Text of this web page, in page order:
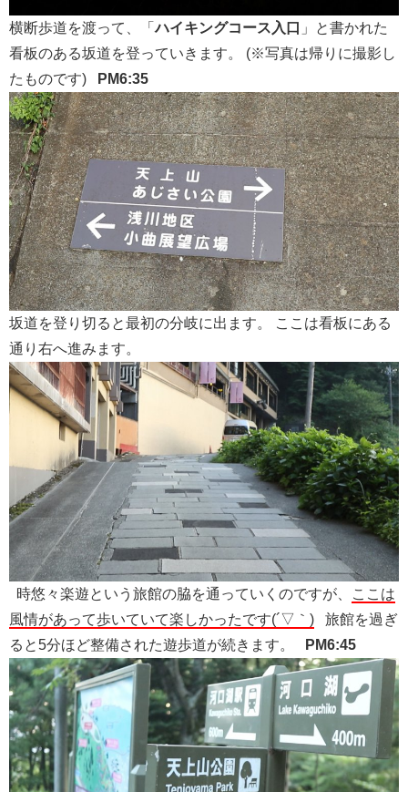
横断歩道を渡って、「ハイキングコース入口 」と書かれた
看板のある坂道を登っていきます。 (※写真は帰りに撮影し
たものです)
PM6:35
坂道を登り切ると最初の分岐に出ます。 ここは看板にある
通り右へ進みます。
時悠々楽遊という旅館の脇を通っていくのですが、
ここは
風情があって歩いていて楽しかったです(´▽｀) 旅館を過ぎ
ると5分ほど整備された遊歩道が続きます。
PM6:45